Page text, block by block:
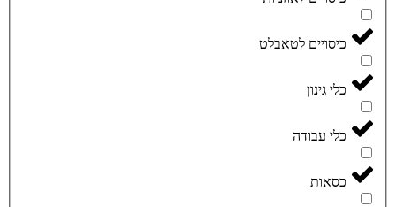
כיסויים לטאבלט
כלי גינון
כלי עבודה
כסאות